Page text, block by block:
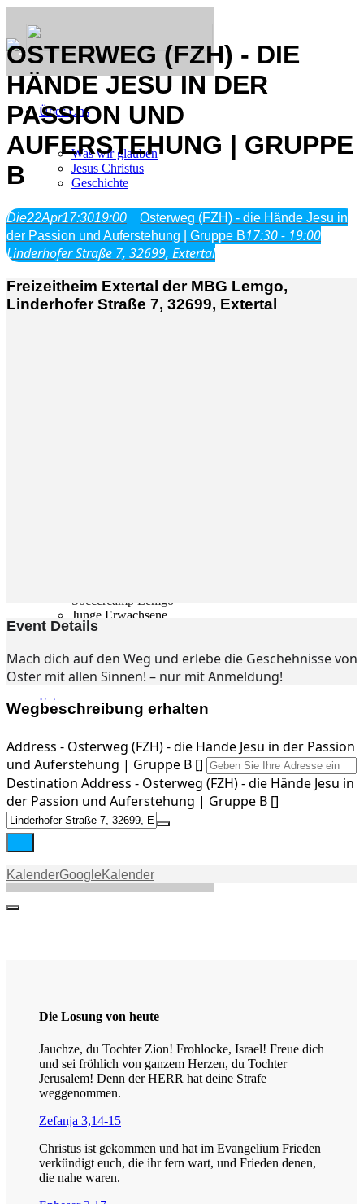
Über Uns
Was wir glauben
Jesus Christus
Geschichte
Neu hier
Veranstaltungen
Soccercamp Lemgo
Junge Erwachsene
MBG Hameln
Fotos
Stream
OSTERWEG (FZH) - DIE
HÄNDE JESU IN DER
PASSION UND
AUFERSTEHUNG | GRUPPE
B
Die22Apr17:3019:00
Osterweg (FZH) - die Hände Jesu in
der Passion und Auferstehung | Gruppe B17:30 - 19:00
Linderhofer Straße 7, 32699, Extertal
Freizeitheim Extertal der MBG Lemgo,
Linderhofer Straße 7, 32699, Extertal
Event Details
Mach dich auf den Weg und erlebe die Geschehnisse von
Oster mit allen Sinnen! – nur mit Anmeldung!
Wegbeschreibung erhalten
Address - Osterweg (FZH) - die Hände Jesu in der Passion
und Auferstehung | Gruppe B []
Destination Address - Osterweg (FZH) - die Hände Jesu in
der Passion und Auferstehung | Gruppe B []
KalenderGoogleKalender
Die Losung von heute
Jauchze, du Tochter Zion! Frohlocke, Israel! Freue dich
und sei fröhlich von ganzem Herzen, du Tochter
Jerusalem! Denn der HERR hat deine Strafe
weggenommen.
Zefanja 3,14-15
Christus ist gekommen und hat im Evangelium Frieden
verkündigt euch, die ihr fern wart, und Frieden denen,
die nahe waren.